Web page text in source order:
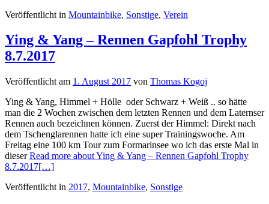
Veröffentlicht in Mountainbike, Sonstige, Verein
Ying & Yang – Rennen Gapfohl Trophy
8.7.2017
Veröffentlicht am 1. August 2017 von Thomas Kogoj
Ying & Yang, Himmel + Hölle oder Schwarz + Weiß .. so hätte
man die 2 Wochen zwischen dem letzten Rennen und dem Laternser
Rennen auch bezeichnen können. Zuerst der Himmel: Direkt nach
dem Tschenglarennen hatte ich eine super Trainingswoche. Am
Freitag eine 100 km Tour zum Formarinsee wo ich das erste Mal in
dieserRead more about Ying & Yang – Rennen Gapfohl Trophy
8.7.2017[…]
Veröffentlicht in 2017, Mountainbike, Sonstige